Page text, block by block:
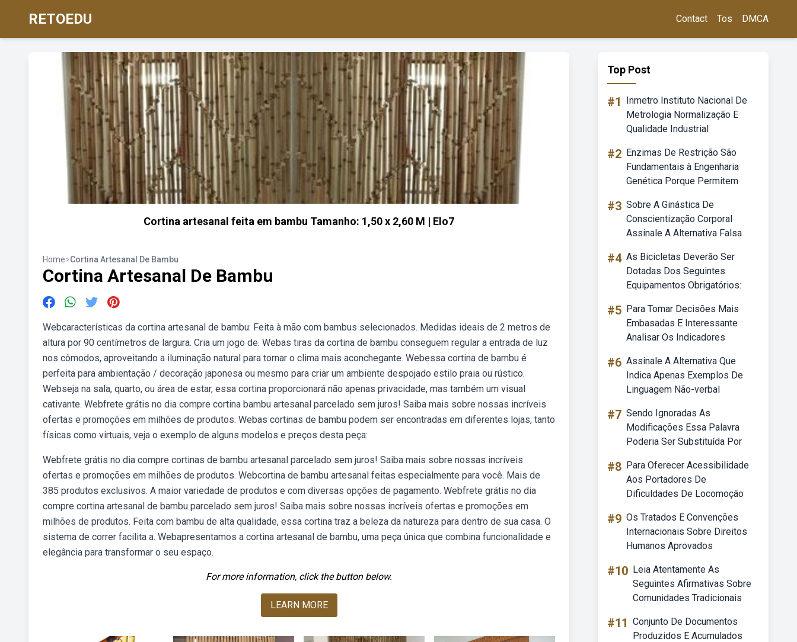
RETOEDU Contact Tos DMCA
Cortina artesanal feita em bambu Tamanho: 1,50 x 2,60 M | Elo7
Home>Cortina Artesanal De Bambu
Cortina Artesanal De Bambu
Webcaracterísticas da cortina artesanal de bambu: Feita à mão com bambus selecionados. Medidas ideais de 2 metros de
altura por 90 centímetros de largura. Cria um jogo de. Webas tiras da cortina de bambu conseguem regular a entrada de luz
nos cômodos, aproveitando a iluminação natural para tornar o clima mais aconchegante. Webessa cortina de bambu é
perfeita para ambientação / decoração japonesa ou mesmo para criar um ambiente despojado estilo praia ou rústico.
Webseja na sala, quarto, ou área de estar, essa cortina proporcionará não apenas privacidade, mas também um visual
cativante. Webfrete grátis no dia compre cortina bambu artesanal parcelado sem juros! Saiba mais sobre nossas incríveis
ofertas e promoções em milhões de produtos. Webas cortinas de bambu podem ser encontradas em diferentes lojas, tanto
físicas como virtuais, veja o exemplo de alguns modelos e preços desta peça:
Webfrete grátis no dia compre cortinas de bambu artesanal parcelado sem juros! Saiba mais sobre nossas incríveis
ofertas e promoções em milhões de produtos. Webcortina de bambu artesanal feitas especialmente para você. Mais de
385 produtos exclusivos. A maior variedade de produtos e com diversas opções de pagamento. Webfrete grátis no dia
compre cortina artesanal de bambu parcelado sem juros! Saiba mais sobre nossas incríveis ofertas e promoções em
milhões de produtos. Feita com bambu de alta qualidade, essa cortina traz a beleza da natureza para dentro de sua casa. O
sistema de correr facilita a. Webapresentamos a cortina artesanal de bambu, uma peça única que combina funcionalidade e
elegância para transformar o seu espaço.
For more information, click the button below.
LEARN MORE
Top Post
#1
Inmetro Instituto Nacional De
Metrologia Normalização E
Qualidade Industrial
#2 Enzimas De Restrição São
Fundamentais à Engenharia
Genética Porque Permitem
#3 Sobre A Ginástica De
Conscientização Corporal
Assinale A Alternativa Falsa
#4 As Bicicletas Deverão Ser
Dotadas Dos Seguintes
Equipamentos Obrigatórios:
#5 Para Tomar Decisões Mais
Embasadas E Interessante
Analisar Os Indicadores
#6 Assinale A Alternativa Que
Indica Apenas Exemplos De
Linguagem Não-verbal
#7 Sendo Ignoradas As
Modificações Essa Palavra
Poderia Ser Substituída Por
#8 Para Oferecer Acessibilidade
Aos Portadores De
Dificuldades De Locomoção
#9 Os Tratados E Convenções
Internacionais Sobre Direitos
Humanos Aprovados
#10 Leia Atentamente As
Seguintes Afirmativas Sobre
Comunidades Tradicionais
#11 Conjunto De Documentos
Produzidos E Acumulados